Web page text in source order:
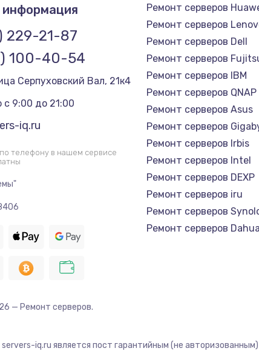
информация
229-21-87
100-40-54
Серпуховский Вал, 21к4
9:00 до 21:00
iq.ru
телефону в нашем сервисе
Ремонт серверов
Ремонт серверов
Ремонт серверов Dell
Ремонт серверов
Ремонт серверов IBM
Ремонт серверов QNAP
Ремонт серверов Asus
Ремонт серверов
Ремонт серверов Irbis
Ремонт серверов Intel
Ремонт серверов DEXP
Ремонт серверов iru
Ремонт серверов
Ремонт серверов Dahua
— Ремонт серверов.
iq.ru является пост гарантийным (не